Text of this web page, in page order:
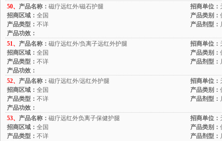
50、 产品名称： 磁疗远红外/磁石护腿 招商单位：
招商区域： 全国 产品类别：
产品类型： 不详 产品剂型：
产品功效：
51、 产品名称： 磁疗远红外/负离子远红外护腿 招商单位：
招商区域： 全国 产品类别：
产品类型： 不详 产品剂型：
产品功效：
52、 产品名称： 磁疗远红外/远红外护腿 招商单位：
招商区域： 全国 产品类别：
产品类型： 不详 产品剂型：
产品功效：
53、 产品名称： 磁疗远红外负离子保健护腿 招商单位：
招商区域： 全国 产品类别：
产品类型： 不详 产品剂型：